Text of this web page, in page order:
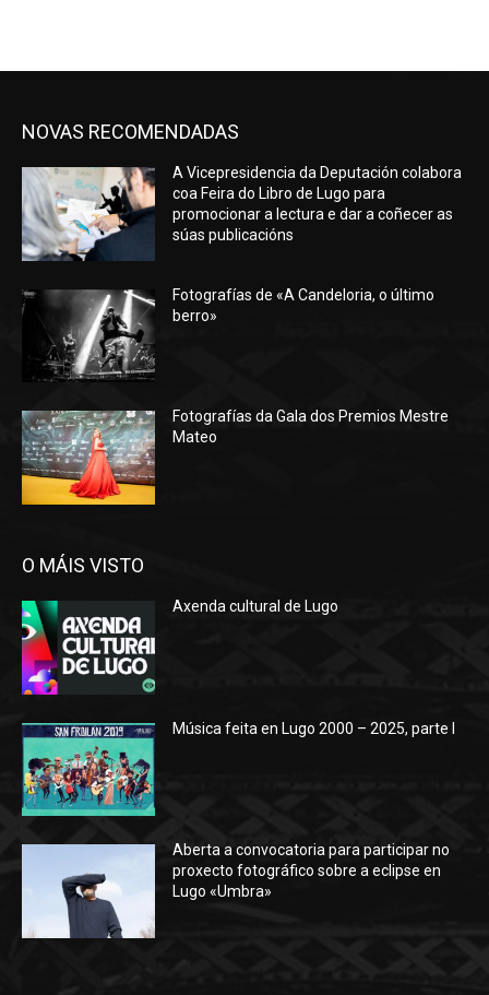
NOVAS RECOMENDADAS
A Vicepresidencia da Deputación colabora
coa Feira do Libro de Lugo para
promocionar a lectura e dar a coñecer as
súas publicacións
Fotografías de «A Candeloria, o último
berro»
Fotografías da Gala dos Premios Mestre
Mateo
O MÁIS VISTO
Axenda cultural de Lugo
Música feita en Lugo 2000 – 2025, parte I
Aberta a convocatoria para participar no
proxecto fotográfico sobre a eclipse en
Lugo «Umbra»